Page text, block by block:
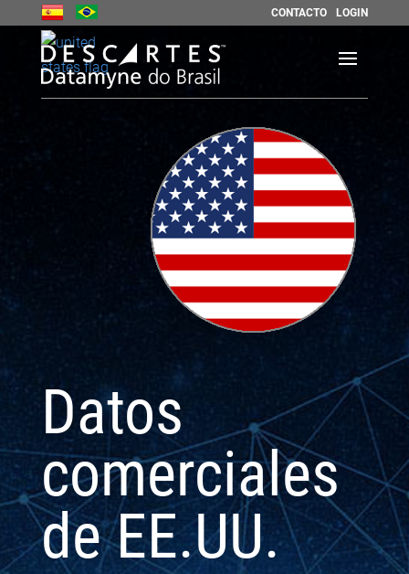
CONTACTO LOGIN
Datos
comerciales
de EE.UU.